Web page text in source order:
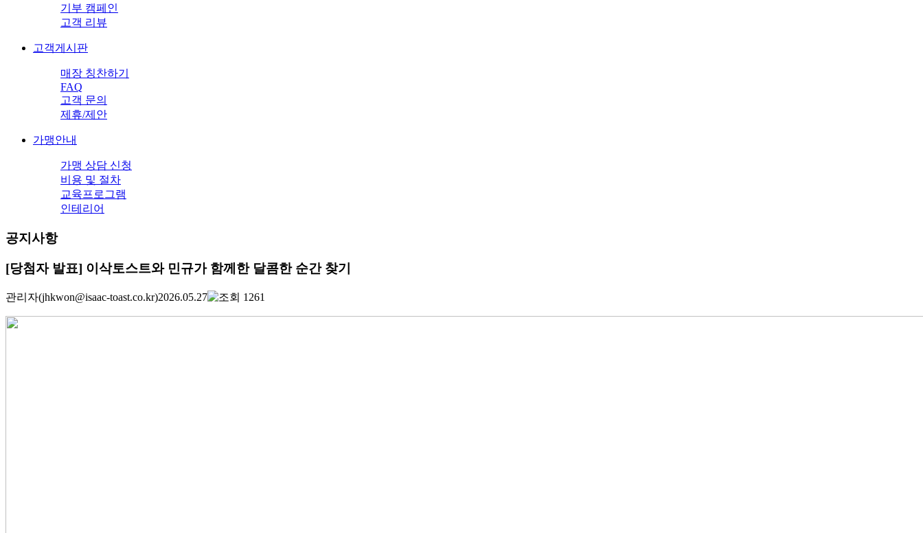
기부 캠페인
고객 리뷰
고객게시판
매장 칭찬하기
FAQ
고객 문의
제휴/제안
가맹안내
가맹 상담 신청
비용 및 절차
교육프로그램
인테리어
공지사항
[당첨자 발표] 이삭토스트와 민규가 함께한 달콤한 순간 찾기
관리자(jhkwon@isaac-toast.co.kr)2026.05.27 1261